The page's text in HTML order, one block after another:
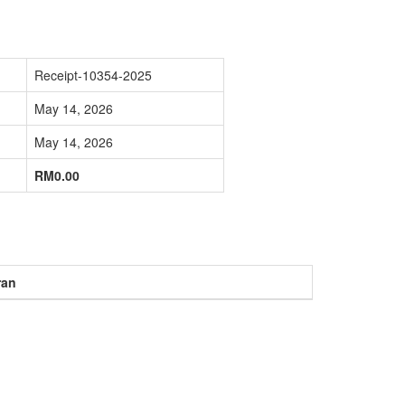
Receipt-10354-2025
May 14, 2026
May 14, 2026
RM0.00